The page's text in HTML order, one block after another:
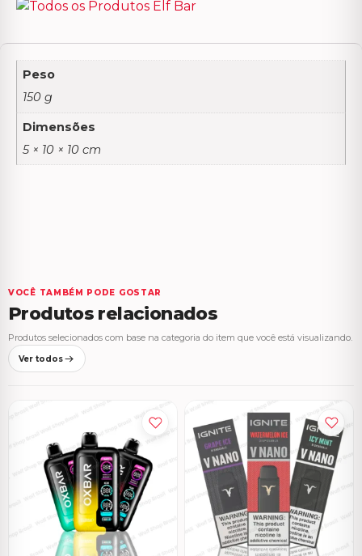
Peso
150 g
Dimensões
5 × 10 × 10 cm
VOCÊ TAMBÉM PODE GOSTAR
Produtos relacionados
Produtos selecionados com base na categoria do item que você está visualizando.
Ver todos